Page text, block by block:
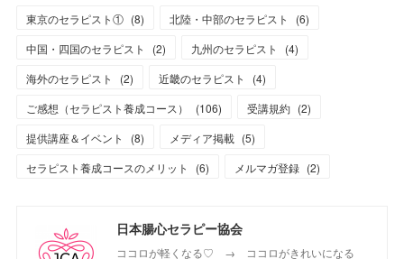
東京のセラピスト① (8) 北陸・中部のセラピスト (6)
中国・四国のセラピスト
(2) 九州のセラピスト (4)
海外のセラピスト
(2) 近畿のセラピスト (4)
ご感想（セラピスト養成コース）
(106) 受講規約 (2)
提供講座＆イベント
(8) メディア掲載 (5)
セラピスト養成コースのメリット
(6) メルマガ登録 (2)
日本腸心セラピー協会
ココロが軽くなる♡ → ココロがきれいになる